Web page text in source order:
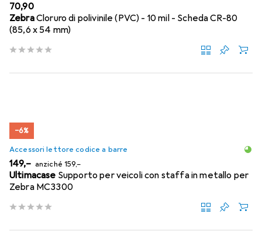
EUR
70,90
ZebraCloruro di polivinile (PVC) - 10 mil - Scheda CR-80
(85,6 x 54 mm)
−6%
Accessori lettore codice a barre
EUR
149,– anziché EUR
159,–
Ultimacase Supporto per veicoli con staffa in metallo per
Zebra MC3300